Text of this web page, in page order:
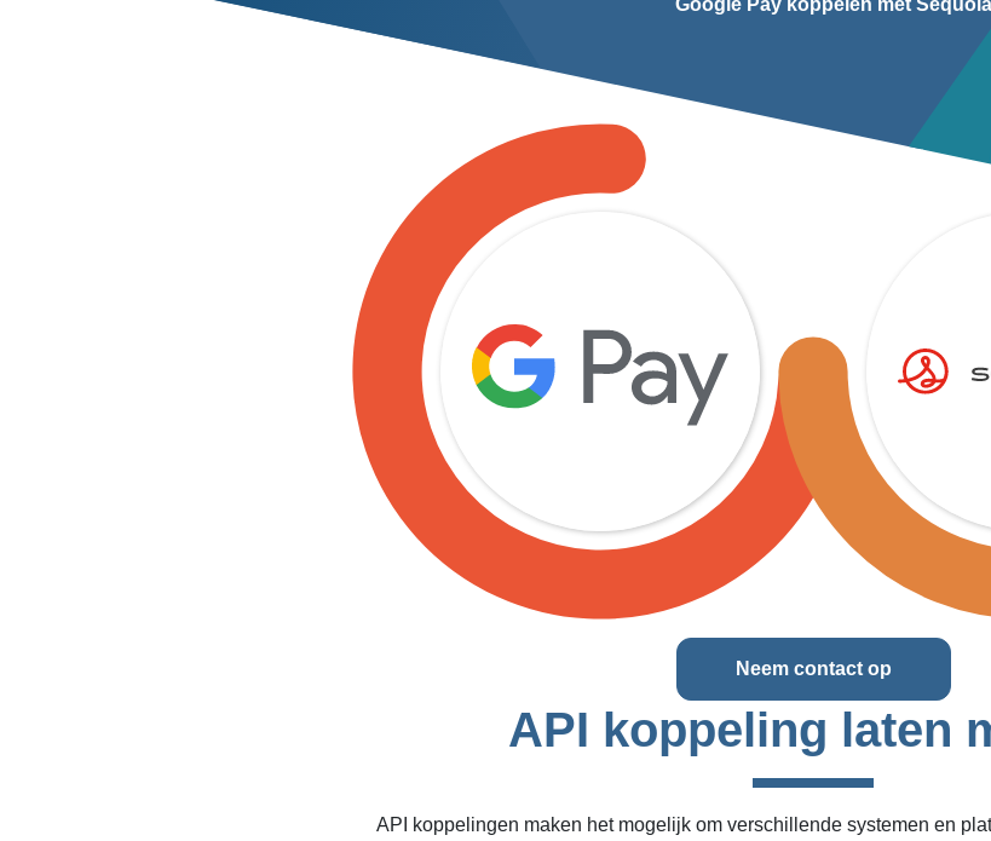
Google Pay koppelen met
Neem contact op
API koppeling laten
API koppelingen maken het mogelijk om verschillende systemen en